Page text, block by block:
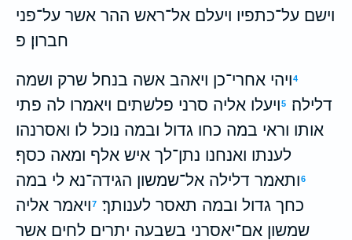
וישם על־כתפיו ויעלם אל־ראש ההר אשר על־פני
חברון׃ פ
4ויהי אחרי־כן ויאהב אשה בנחל שרק ושמה
דלילה׃
5ויעלו אליה סרני פלשתים ויאמרו לה פתי
אותו וראי במה כחו גדול ובמה נוכל לו ואסרנהו
לענתו ואנחנו נתן־לך איש אלף ומאה כסף׃
6ותאמר דלילה אל־שמשון הגידה־נא לי במה
כחך גדול ובמה תאסר לענותך׃ 7ויאמר אליה
שמשון אם־יאסרני בשבעה יתרים לחים אשר